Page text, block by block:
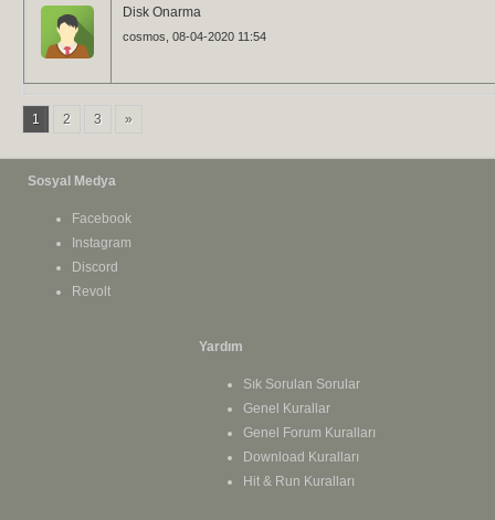
Disk Onarma
cosmos , 08-04-2020 11:54
1 2 3 »
Sosyal Medya
Facebook
Instagram
Discord
Revolt
Yardım
Sık Sorulan Sorular
Genel Kurallar
Genel Forum Kuralları
Download Kuralları
Hit & Run Kuralları